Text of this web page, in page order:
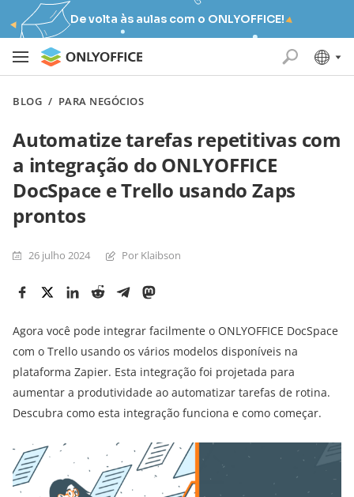
De volta às aulas com o ONLYOFFICE!
BLOG / PARA NEGÓCIOS
Automatize tarefas repetitivas com
a integração do ONLYOFFICE
DocSpace e Trello usando Zaps
prontos
26 julho 2024 Por Klaibson
Agora você pode integrar facilmente o ONLYOFFICE DocSpace
com o Trello usando os vários modelos disponíveis na
plataforma Zapier. Esta integração foi projetada para
aumentar a produtividade ao automatizar tarefas de rotina.
Descubra como esta integração funciona e como começar.